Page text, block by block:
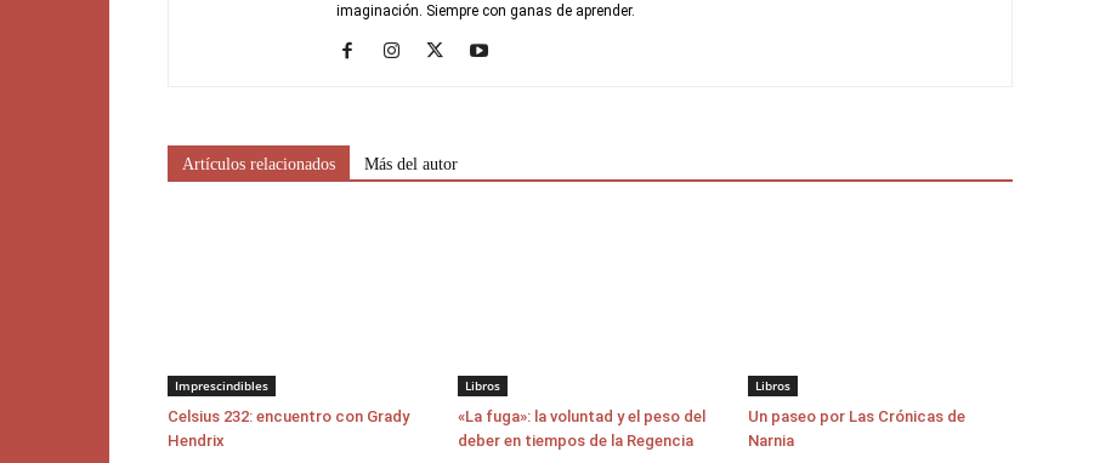
imaginación. Siempre con ganas de aprender.
Artículos relacionados Más del autor
Imprescindibles
Celsius 232: encuentro con Grady
Hendrix
Libros
«La fuga»: la voluntad y el peso del
deber en tiempos de la Regencia
Libros
Un paseo por Las Crónicas de
Narnia